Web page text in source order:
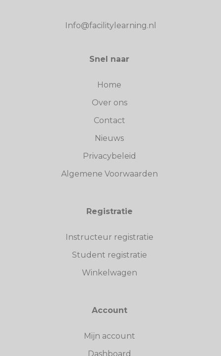
Info@facilitylearning.nl
Snel naar
Home
Over ons
Contact
Nieuws
Privacybeleid
Algemene Voorwaarden
Registratie
Instructeur registratie
Student registratie
Winkelwagen
Account
Mijn account
Dashboard